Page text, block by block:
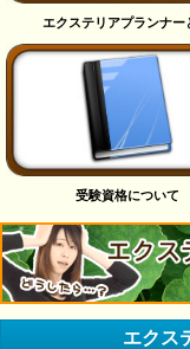
エクステリアプランナー
受験資格について
エクス